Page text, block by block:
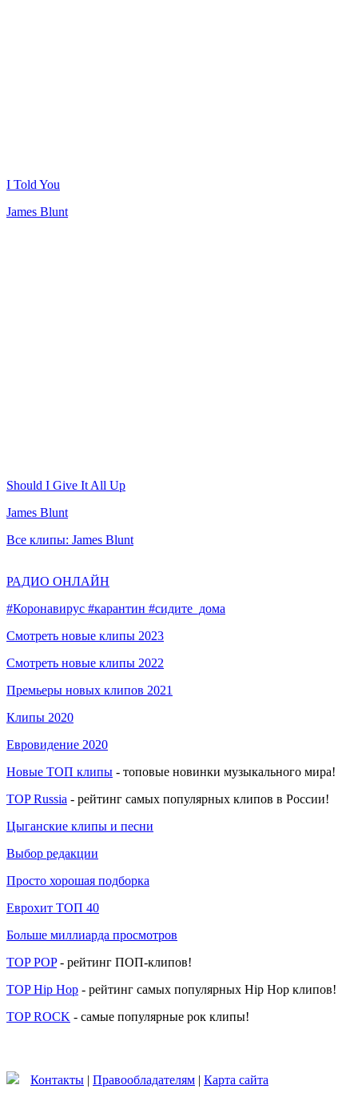
I Told You
James Blunt
Should I Give It All Up
James Blunt
Все клипы: James Blunt
РАДИО ОНЛАЙН
#Коронавирус #карантин #сидите_дома
Смотреть новые клипы 2023
Смотреть новые клипы 2022
Премьеры новых клипов 2021
Клипы 2020
Евровидение 2020
Новые ТОП клипы - топовые новинки музыкального мира!
TOP Russia - рейтинг самых популярных клипов в России!
Цыганские клипы и песни
Выбор редакции
Просто хорошая подборка
Еврохит ТОП 40
Больше миллиарда просмотров
TOP POP- рейтинг ПОП-клипов!
TOP Hip Hop - рейтинг самых популярных Hip Hop клипов!
TOP ROCK - самые популярные рок клипы!
Контакты | Правообладателям | Карта сайта